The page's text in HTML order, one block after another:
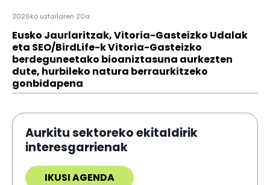
2026ko uztailaren 20a
Eusko Jaurlaritzak, Vitoria-Gasteizko Udalak
eta SEO/BirdLife-k Vitoria-Gasteizko
berdeguneetako bioaniztasuna aurkezten
dute, hurbileko natura berraurkitzeko
gonbidapena
Aurkitu sektoreko ekitaldirik
interesgarrienak
IKUSI AGENDA